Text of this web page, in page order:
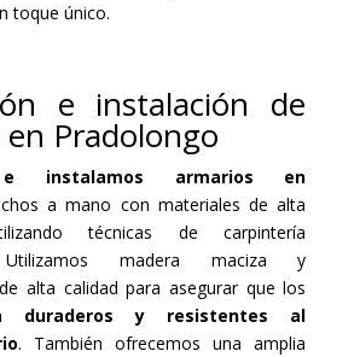
toque único.
e instalación de
Pradolongo
e instalamos armarios en
a mano con materiales de alta
técnicas de carpintería
Utilizamos madera maciza y
alta calidad para asegurar que los
duraderos y resistentes al
. También ofrecemos una amplia